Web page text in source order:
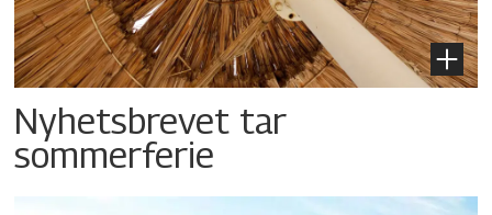
Nyhetsbrevet tar
sommerferie